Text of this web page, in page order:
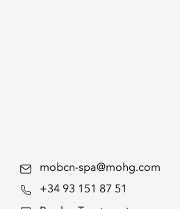
mobcn-spa@mohg.com
+34 93 151 87 51